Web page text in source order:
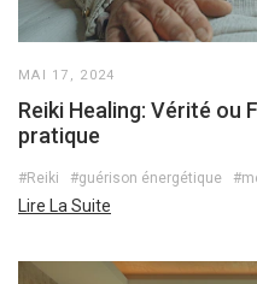
MAI 17, 2024
Reiki Healing: Vérité ou
pratique
#Reiki #guérison énergétique
Lire La Suite